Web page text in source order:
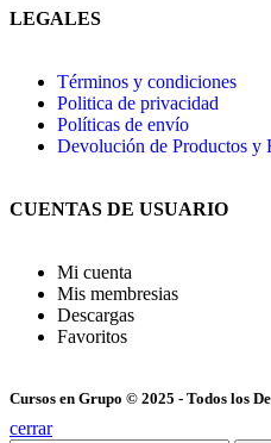
LEGALES
Términos y condiciones
Politica de privacidad
Políticas de envío
Devolución de Productos y
CUENTAS DE USUARIO
Mi cuenta
Mis membresias
Descargas
Favoritos
Cursos en Grupo © 2025 - Todos los
cerrar